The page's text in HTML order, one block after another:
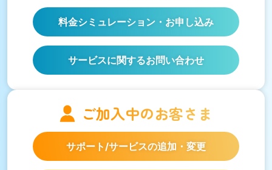
料金シミュレーション ・お申し込み
サービスに関するお問い合わせ
ご加入中のお客さま
サポート/サービスの追加・変更